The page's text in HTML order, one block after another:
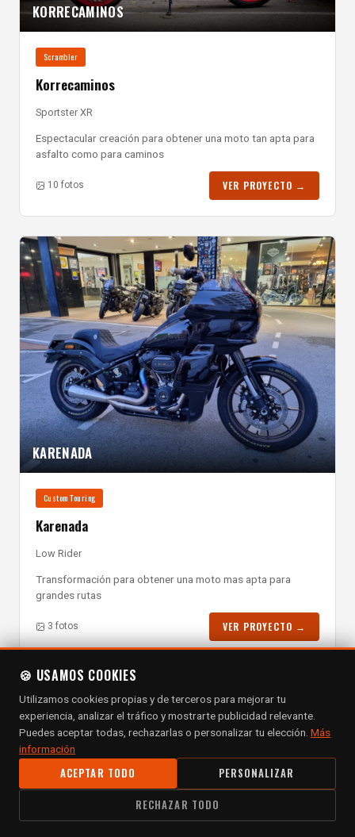
KORRECAMINOS
Scrambler
Korrecaminos
Sportster XR
Espectacular creación para obtener una moto tan apta para
asfalto como para caminos
10 fotos VER PROYECTO →
KARENADA
Custom Touring
Karenada
Low Rider
Transformación para obtener una moto mas apta para
grandes rutas
3 fotos VER PROYECTO →
JUMPING JACH FLASH
🍪 USAMOS COOKIES
Utilizamos cookies propias y de terceros para mejorar tu
experiencia, analizar el tráfico y mostrarte publicidad relevante.
Puedes aceptar todas, rechazarlas o personalizar tu elección. Más
información
ACEPTAR TODO PERSONALIZAR
RECHAZAR TODO